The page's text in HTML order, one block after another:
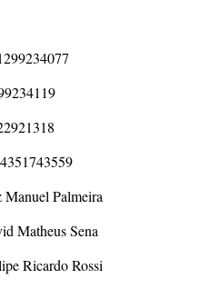
Palmeira
Matheus Sena
Ricardo Rossi